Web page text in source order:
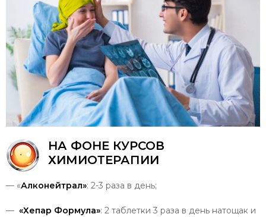
НА ФОНЕ КУРСОВ
ХИМИОТЕРАПИИ
— «Алконейтрал»: 2-3 раза в день;
— «Хепар Формула»: 2 таблетки 3 раза в день натощак и